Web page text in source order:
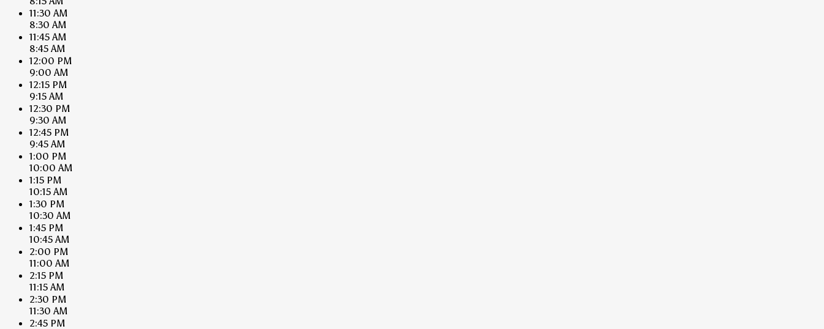
11:30 AM
8:30 AM
11:45 AM
8:45 AM
12:00 PM
9:00 AM
12:15 PM
9:15 AM
12:30 PM
9:30 AM
12:45 PM
9:45 AM
1:00 PM
10:00 AM
1:15 PM
10:15 AM
1:30 PM
10:30 AM
1:45 PM
10:45 AM
2:00 PM
11:00 AM
2:15 PM
11:15 AM
2:30 PM
11:30 AM
2:45 PM